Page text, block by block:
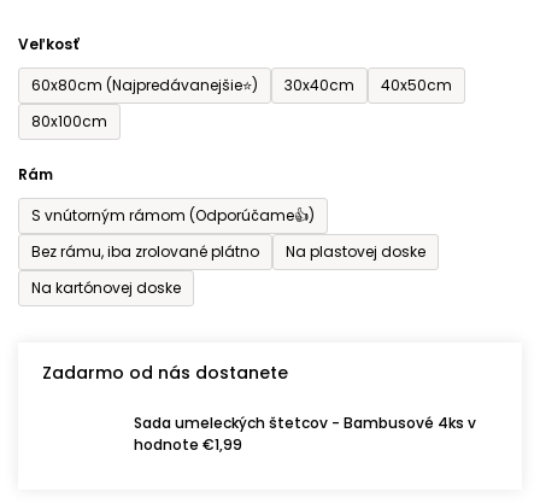
Veľkosť
60x80cm (Najpredávanejšie⭐)
30x40cm
40x50cm
80x100cm
Rám
S vnútorným rámom (Odporúčame👍)
Bez rámu, iba zrolované plátno
Na plastovej doske
Na kartónovej doske
Zadarmo od nás dostanete
Sada umeleckých štetcov - Bambusové 4ks v
hodnote €1,99